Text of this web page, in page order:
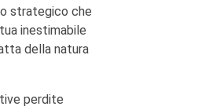
strategico che
inestimabile
della natura
perdite